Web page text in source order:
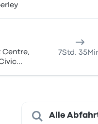
Centre,
7Std.
Alle